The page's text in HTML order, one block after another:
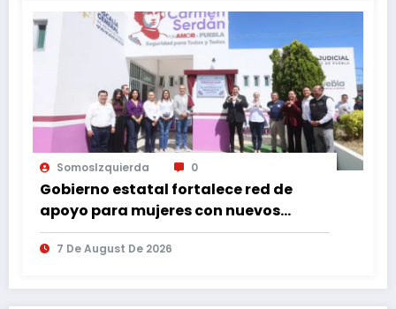
SomosIzquierda 0
Gobierno estatal fortalece red de
apoyo para mujeres con nuevos
espacios de atención en Puebla
7 De August De 2026